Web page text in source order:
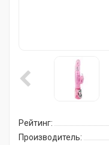
Рейтинг:
Производитель: